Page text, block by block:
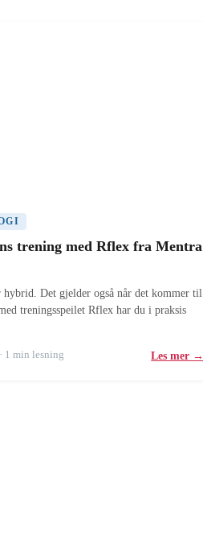
trening med Rflex fra Mentra
hybrid. Det gjelder også når det kommer til
treningsspeilet Rflex har du i praksis
1 min lesning Les mer →